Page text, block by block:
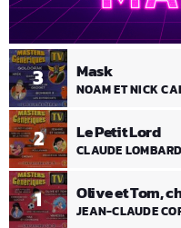
1 Olive et Tom,
JEAN-CLAUDE
2 Le Petit Lord
CLAUDE LOMBARD
3 Mask
NOAM ET NICK